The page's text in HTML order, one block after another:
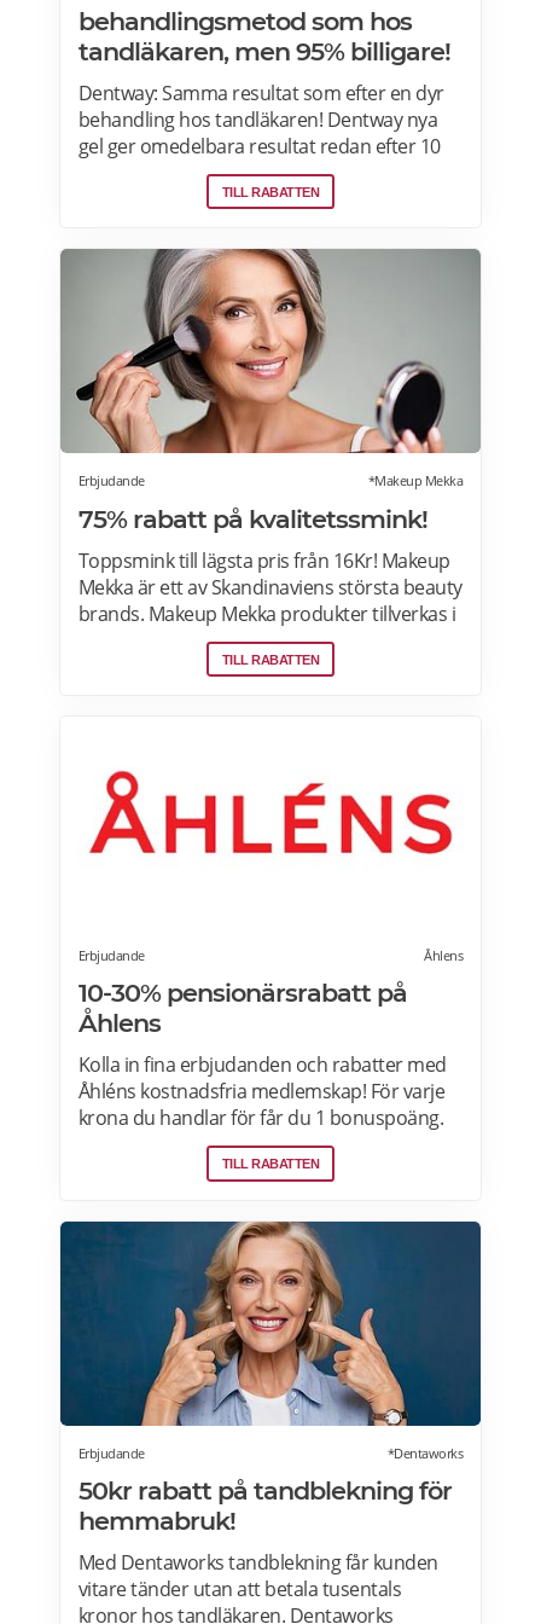
behandlingsmetod som hos
tandläkaren, men 95% billigare!
Dentway: Samma resultat som efter en dyr
behandling hos tandläkaren! Dentway nya
gel ger omedelbara resultat redan efter 10
minuter och verkar helt utan ilningar eller
irritation i tänderna. Den stärker även
Passar dig som har normalt till känsligt
tandkött eller tunn emalj eftersom
sammansättningen är helt PH-neutral vilket
gör att den inte skadar dina tänder eller
tandkött. Samma behandlingsmetod som
hos tandläkaren, men 70-95 % billigare. Läs
mer om Dentway Starter Kit här.
TILL RABATTEN
Erbjudande *Makeup Mekka
75% rabatt på kvalitetssmink!
Toppsmink till lägsta pris från 16Kr! Makeup
Mekka är ett av Skandinaviens största beauty
brands. Makeup Mekka produkter tillverkas i
samma fabriker som stora internationella
beauty brands. Fri frakt över 299:- Läs mer
TILL RABATTEN
Erbjudande Åhlens
10-30% pensionärsrabatt på
Åhlens
Kolla in fina erbjudanden och rabatter med
Åhléns kostnadsfria medlemskap! För varje
krona du handlar för får du 1 bonuspoäng.
Och för varje 1250 poäng, får du 25 kronor i
bonus. 10-30% välkomsterbjudande:
30% rabatt på ditt första köp som medlem.
Läs mer om pensionärsrabatter på Åhléns
TILL RABATTEN
Erbjudande *Dentaworks
50kr rabatt på tandblekning för
hemmabruk!
Med Dentaworks tandblekning får kunden
vitare tänder utan att betala tusentals
kronor hos tandläkaren. Dentaworks